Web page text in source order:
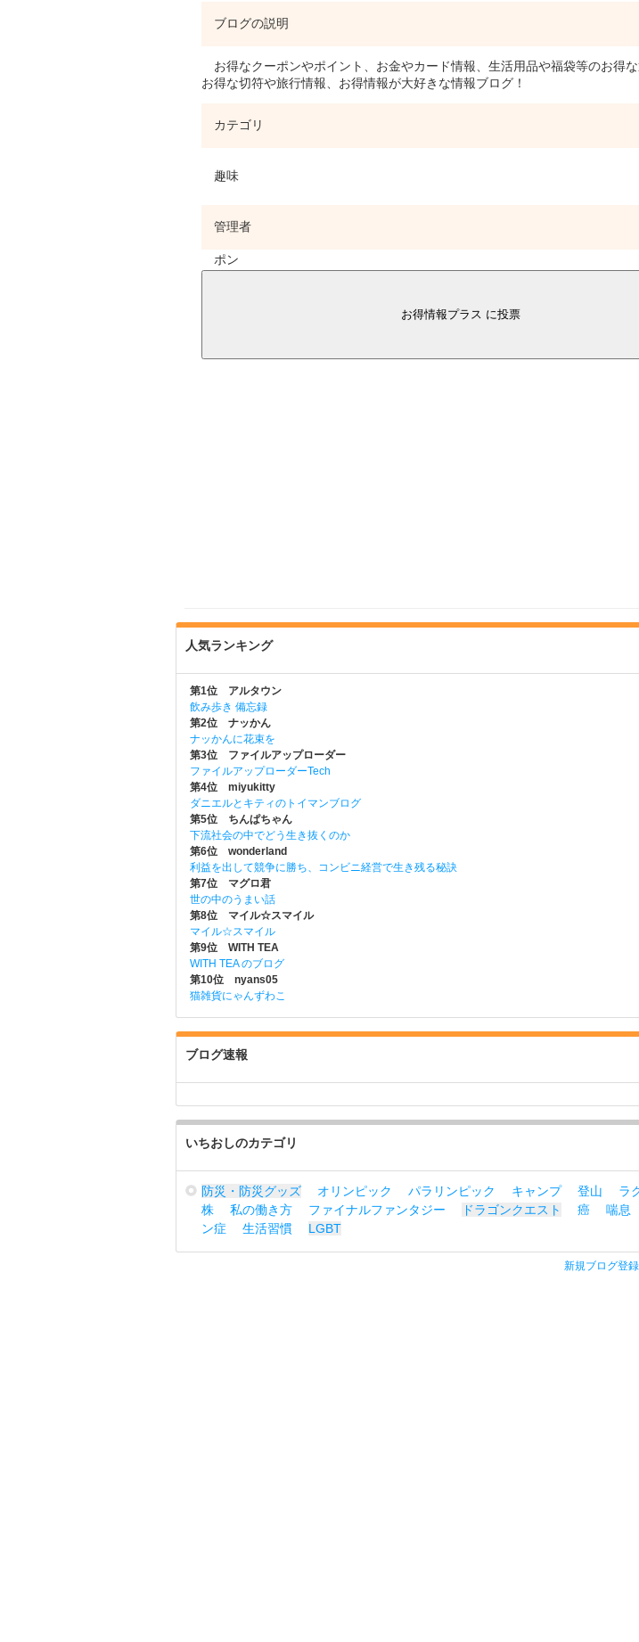
ブログの説明
お得なクーポンやポイント、お金やカード情報、生活用品や福袋等のお得な
お得な切符や旅行情報、お得情報が大好きな情報ブログ！
カテゴリ
趣味
管理者
ポン
人気ランキング
第1位 アルタウン
飲み歩き 備忘録
第2位 ナッかん
ナッかんに花束を
第3位 ファイルアップローダー
ファイルアップローダーTech
第4位 miyukitty
ダニエルとキティのトイマンブログ
第5位 ちんぱちゃん
下流社会の中でどう生き抜くのか
第6位 wonderland
利益を出して競争に勝ち、コンビニ経営で生き残る秘訣
第7位 マグロ君
世の中のうまい話
第8位 マイル☆スマイル
マイル☆スマイル
第9位 WITH TEA
WITH TEA のブログ
第10位 nyans05
猫雑貨にゃんずわこ
ブログ速報
いちおしのカテゴリ
防災・防災グッズ オリンピック パラリンピック キャンプ 登山 ラ
株
私の働き方 ファイナルファンタジー ドラゴンクエスト 癌 喘息
ン症
生活習慣 LGBT
新規ブログ登